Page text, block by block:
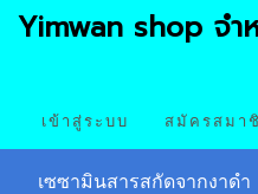
Yimwan shop จำ
เข้าสู่ระบบ สมัครสมา
เซซามินสารสกัดจากงาดำ